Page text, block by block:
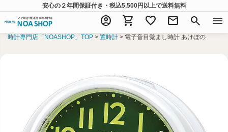
安心の２年間保証付き・税込5,500円以上で送料無料
account_circle shopping_cart favorite mail search menu
時計専門店「NOASHOP」TOP 置時計 電子音目覚まし時計 あけぼの